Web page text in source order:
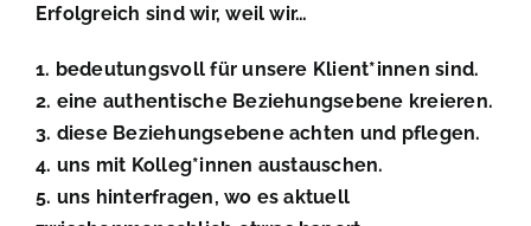
Erfolgreich sind wir, weil wir…
1. bedeutungsvoll für unsere Klient*innen sind.
2. eine authentische Beziehungsebene kreieren.
3. diese Beziehungsebene achten und pflegen.
4. uns mit Kolleg*innen austauschen.
5. uns hinterfragen, wo es aktuell